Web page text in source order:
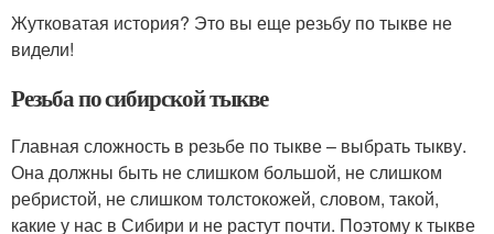
Жутковатая история? Это вы еще резьбу по тыкве не
видели!
Резьба по сибирской тыкве
Главная сложность в резьбе по тыкве – выбрать тыкву.
Она должны быть не слишком большой, не слишком
ребристой, не слишком толстокожей, словом, такой,
какие у нас в Сибири и не растут почти. Поэтому к тыкве